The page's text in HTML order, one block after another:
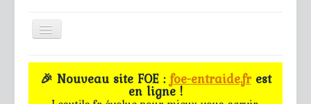
Toggle
Navigation
≡
Accueil
🎉 Nouveau site FOE :foe-entraide.frest
en ligne !